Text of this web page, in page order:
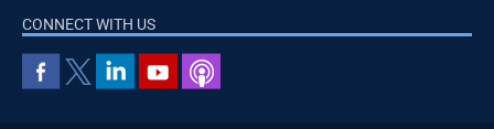
CONNECT WITH US